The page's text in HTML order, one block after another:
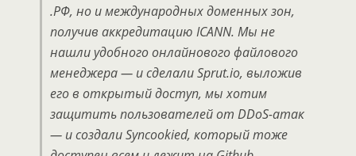
.РФ, но и международных доменных зон,
получив аккредитацию ICANN. Мы не
нашли удобного онлайнового файлового
менеджера — и сделали Sprut.io, выложив
его в открытый доступ, мы хотим
защитить пользователей от DDoS-атак
— и создали Syncookied, который тоже